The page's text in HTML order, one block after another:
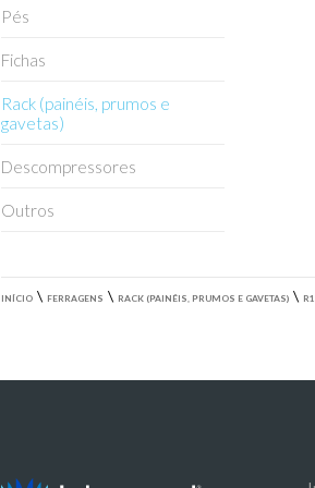
Pés
Fichas
Rack (painéis, prumos e
gavetas)
Descompressores
Outros
INÍCIO \ FERRAGENS \ RACK (PAINÉIS, PRUMOS E GAVETAS) \